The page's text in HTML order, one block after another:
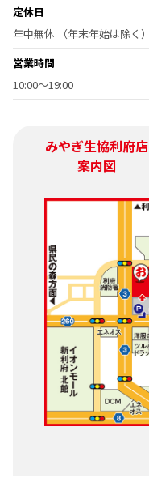
定休日
年中無休 （年末年始は除く）
営業時間
10:00～19:00
みやぎ生協利府店
案内図